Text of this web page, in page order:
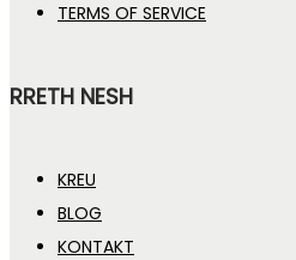
TERMS OF SERVICE
RRETH NESH
KREU
BLOG
KONTAKT